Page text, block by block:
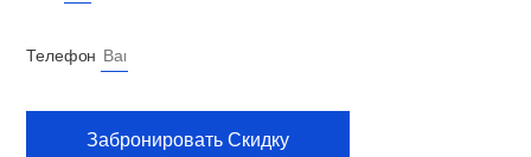
Балезино
Батайск
Бахчисарай
Телефон
Забронировать Скидку